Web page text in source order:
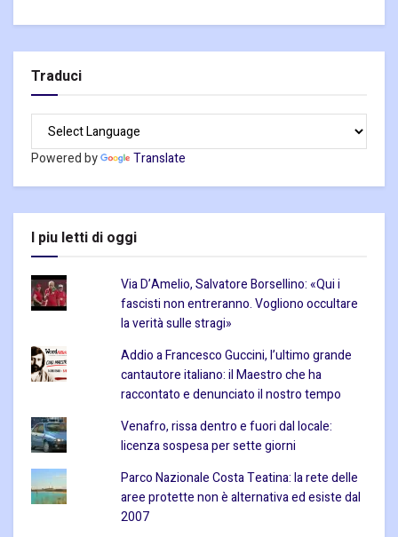
Traduci
Powered by Translate
I piu letti di oggi
Via D’Amelio, Salvatore Borsellino: «Qui i
fascisti non entreranno. Vogliono occultare
la verità sulle stragi»
Addio a Francesco Guccini, l’ultimo grande
cantautore italiano: il Maestro che ha
raccontato e denunciato il nostro tempo
Venafro, rissa dentro e fuori dal locale:
licenza sospesa per sette giorni
Parco Nazionale Costa Teatina: la rete delle
aree protette non è alternativa ed esiste dal
2007